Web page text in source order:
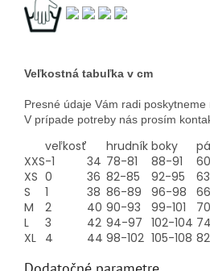
Veľkostná tabuľka v cm
Presné údaje Vám radi poskytneme
V prípade potreby nás prosím
veľkosť hrudník boky
XXS-1 34 78-81 88-91
XS 0 36 82-85 92-95
S
1 38 86-89 96-98
M
2 40 90-93 99-101
L
3 42 94-97 102-104
XL 4 44 98-102 105-108